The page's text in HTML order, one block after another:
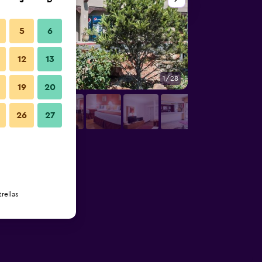
1/28
5 6
12 13
19 20
26 27